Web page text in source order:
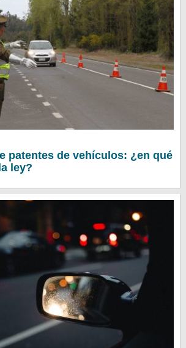
patentes de vehículos: ¿en qué
ley?